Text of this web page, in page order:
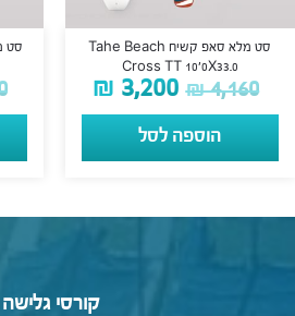
סט מלא סאפ קשיח Tahe Beach
Cross TT 10’0X33.0
₪4,160
₪ 3,200
הוספה לסל
קורסי גלישה